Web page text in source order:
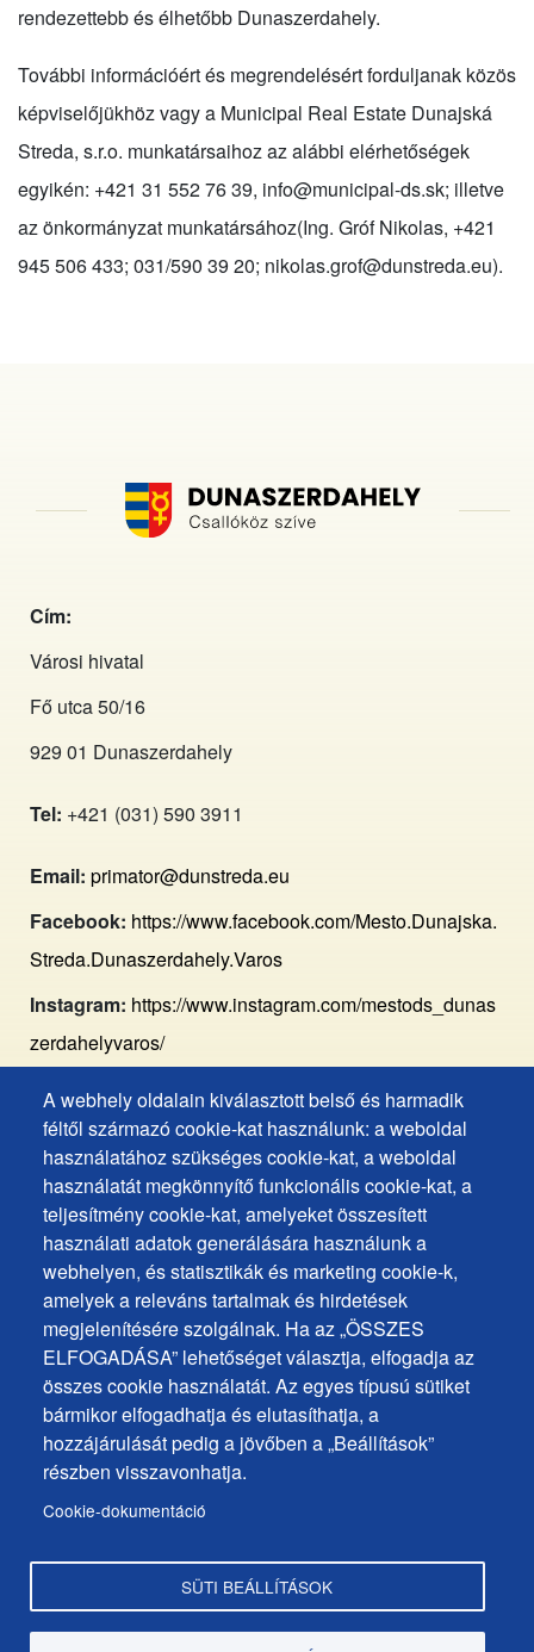
A webhely oldalain kiválasztott belső és harmadik
féltől származó cookie-kat használunk: a weboldal
használatához szükséges cookie-kat, a weboldal
használatát megkönnyítő funkcionális cookie-kat, a
teljesítmény cookie-kat, amelyeket összesített
használati adatok generálására használunk a
webhelyen, és statisztikák és marketing cookie-k,
amelyek a releváns tartalmak és hirdetések
megjelenítésére szolgálnak. Ha az „ÖSSZES
ELFOGADÁSA” lehetőséget választja, elfogadja az
összes cookie használatát. Az egyes típusú sütiket
bármikor elfogadhatja és elutasíthatja, a
hozzájárulását pedig a jövőben a „Beállítások”
részben visszavonhatja.
Cookie-dokumentáció
SÜTI BEÁLLÍTÁSOK
rendezettebb és élhetőbb Dunaszerdahely.
További információért és megrendelésért forduljanak közös
képviselőjükhöz vagy a Municipal Real Estate Dunajská
Streda, s.r.o. munkatársaihoz az alábbi elérhetőségek
egyikén: +421 31 552 76 39, info@municipal-ds.sk; illetve
az önkormányzat munkatársához(Ing. Gróf Nikolas, +421
945 506 433; 031/590 39 20; nikolas.grof@dunstreda.eu).
Cím:
Városi hivatal
Fő utca 50/16
929 01 Dunaszerdahely
Tel: +421 (031) 590 3911
Email: primator@dunstreda.eu
Facebook: https://www.facebook.com/Mesto.Dunajska.
Streda.Dunaszerdahely.Varos
Instagram: https://www.instagram.com/mestods_dunas
zerdahelyvaros/
Footer
MENU
Elérhetőségek
Oldaltérkép
Hírek a városból
Footer
Cookies
+
ochrana
osobných
udajov
Hozzáférhetőségi nyilatkozat
Gyakran ismételt kérdések
Személyes adatok védelme
Sütik használata
Sütik beállítások
Javaslatok és visszajelzések